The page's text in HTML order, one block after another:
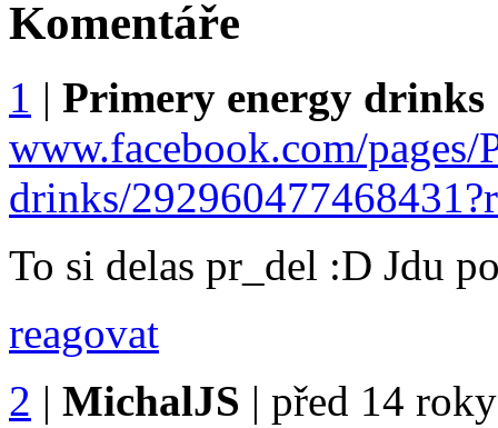
Komentáře
1 | Primery energy drinks
www.facebook.com/pages/
drinks/
To si delas pr_del :D Jdu
reagovat
2 | MichalJS | před 14 roky